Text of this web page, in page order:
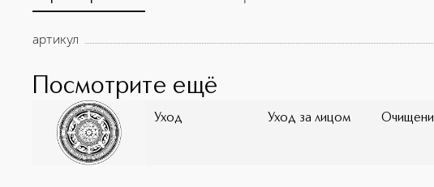
артикул
Посмотрите ещё
Уход Уход за лицом